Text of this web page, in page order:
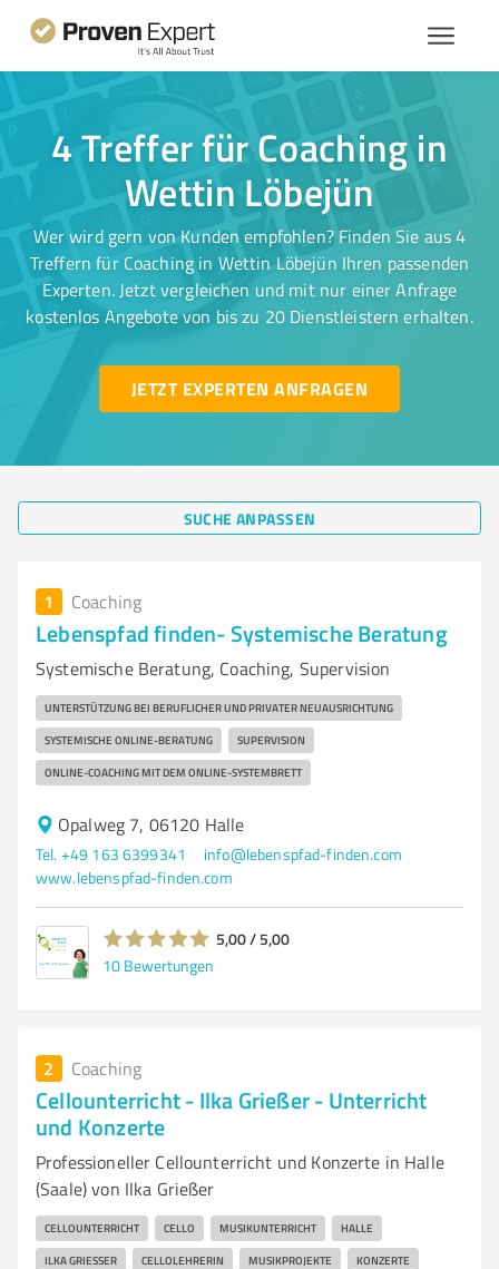
4 Treffer für Coaching in
Wettin Löbejün
Wer wird gern von Kunden empfohlen? Finden Sie aus 4
Treffern für Coaching in Wettin Löbejün Ihren passenden
Experten. Jetzt vergleichen und mit nur einer Anfrage
kostenlos Angebote von bis zu 20 Dienstleistern erhalten.
JETZT EXPERTEN ANFRAGEN
SUCHE ANPASSEN
1 Coaching
Lebenspfad finden- Systemische Beratung
Systemische Beratung, Coaching, Supervision
UNTERSTÜTZUNG BEI BERUFLICHER UND PRIVATER NEUAUSRICHTUNG
SYSTEMISCHE ONLINE-BERATUNG SUPERVISION
ONLINE-COACHING MIT DEM ONLINE-SYSTEMBRETT
Opalweg 7, 06120 Halle
Tel. +49 163 6399341
info@lebenspfad-finden.com
www.lebenspfad-finden.com
5,00 / 5,00
10 Bewertungen
2 Coaching
Cellounterricht - Ilka Grießer - Unterricht
und Konzerte
Professioneller Cellounterricht und Konzerte in Halle
(Saale) von Ilka Grießer
CELLOUNTERRICHT CELLO MUSIKUNTERRICHT HALLE
ILKA GRIESSER CELLOLEHRERIN MUSIKPROJEKTE KONZERTE